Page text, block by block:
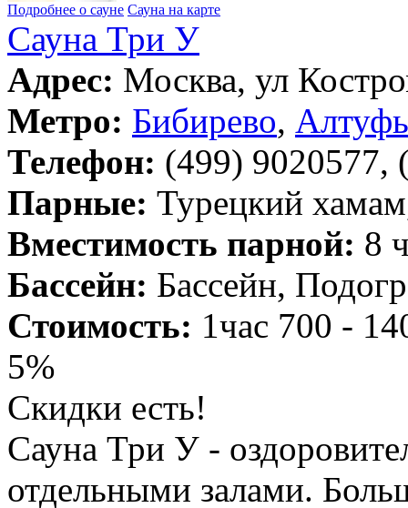
Подробнее о сауне Сауна на карте
Сауна Три У
Адрес: Москва, ул
Метро: Бибирево,
Телефон: (499) 9020577,
Парные: Турецкий
Вместимость парной: 8
Бассейн: Бассейн,
Стоимость: 1час 700 -
5%
Скидки есть!
Сауна Три У -
отдельными залами.